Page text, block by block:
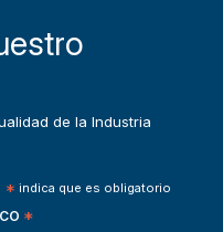
de la Industria
* indica que es obligatorio
*